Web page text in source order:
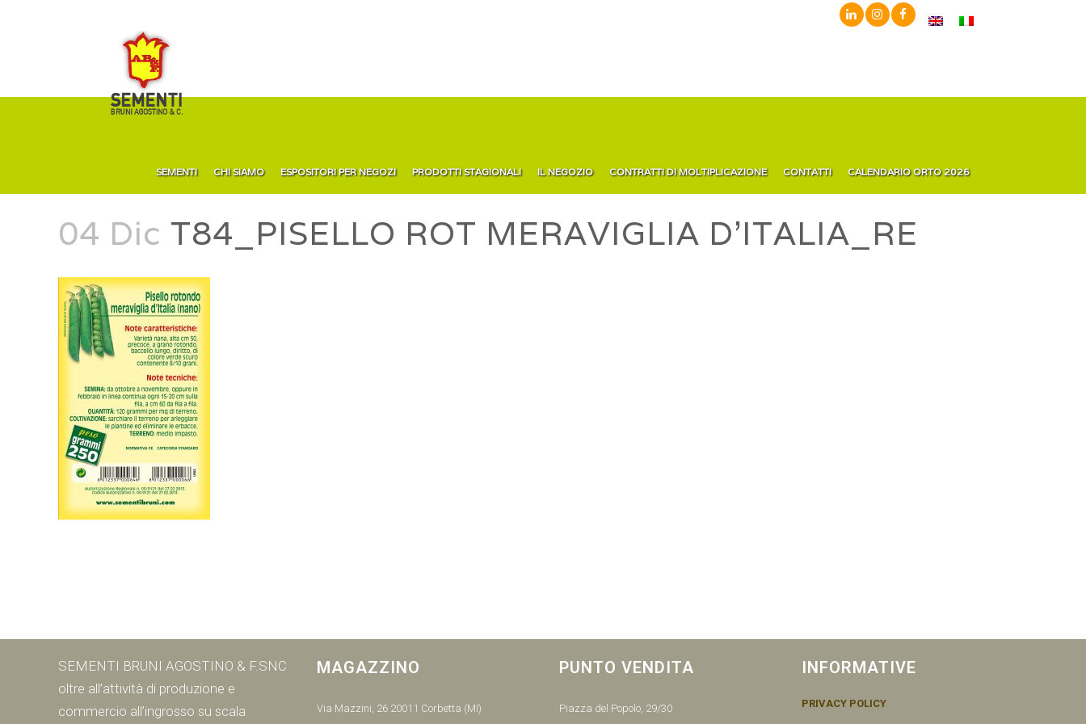
SEMENTI CHI SIAMO ESPOSITORI PER NEGOZI PRODOTTI STAGIONALI IL NEGOZIO CONTRATTI DI MOLTIPLICAZIONE CONTATTI CALENDARIO ORTO 2026
04 Dic T84_PISELLO ROT MERAVIGLIA D’ITALIA_RE
SEMENTI BRUNI AGOSTINO & F.SNC
oltre all’attività di produzione e
commercio all’ingrosso su scala
MAGAZZINO
Via Mazzini, 26 20011 Corbetta (MI)
PUNTO VENDITA
Piazza del Popolo, 29/30
INFORMATIVE
PRIVACY POLICY